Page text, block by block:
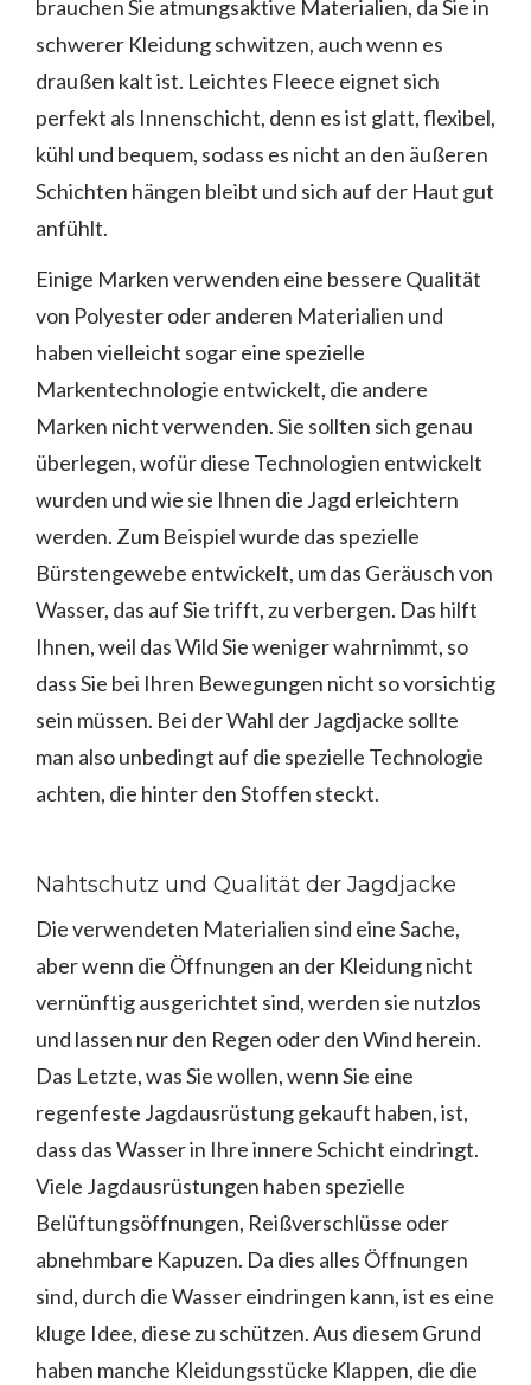
brauchen Sie atmungsaktive Materialien, da Sie in
schwerer Kleidung schwitzen, auch wenn es
draußen kalt ist. Leichtes Fleece eignet sich
perfekt als Innenschicht, denn es ist glatt, flexibel,
kühl und bequem, sodass es nicht an den äußeren
Schichten hängen bleibt und sich auf der Haut gut
anfühlt.
Einige Marken verwenden eine bessere Qualität
von Polyester oder anderen Materialien und
haben vielleicht sogar eine spezielle
Markentechnologie entwickelt, die andere
Marken nicht verwenden. Sie sollten sich genau
überlegen, wofür diese Technologien entwickelt
wurden und wie sie Ihnen die Jagd erleichtern
werden. Zum Beispiel wurde das spezielle
Bürstengewebe entwickelt, um das Geräusch von
Wasser, das auf Sie trifft, zu verbergen. Das hilft
Ihnen, weil das Wild Sie weniger wahrnimmt, so
dass Sie bei Ihren Bewegungen nicht so vorsichtig
sein müssen. Bei der Wahl der Jagdjacke sollte
man also unbedingt auf die spezielle Technologie
achten, die hinter den Stoffen steckt.
Nahtschutz und Qualität der Jagdjacke
Die verwendeten Materialien sind eine Sache,
aber wenn die Öffnungen an der Kleidung nicht
vernünftig ausgerichtet sind, werden sie nutzlos
und lassen nur den Regen oder den Wind herein.
Das Letzte, was Sie wollen, wenn Sie eine
regenfeste Jagdausrüstung gekauft haben, ist,
dass das Wasser in Ihre innere Schicht eindringt.
Viele Jagdausrüstungen haben spezielle
Belüftungsöffnungen, Reißverschlüsse oder
abnehmbare Kapuzen. Da dies alles Öffnungen
sind, durch die Wasser eindringen kann, ist es eine
kluge Idee, diese zu schützen. Aus diesem Grund
haben manche Kleidungsstücke Klappen, die die